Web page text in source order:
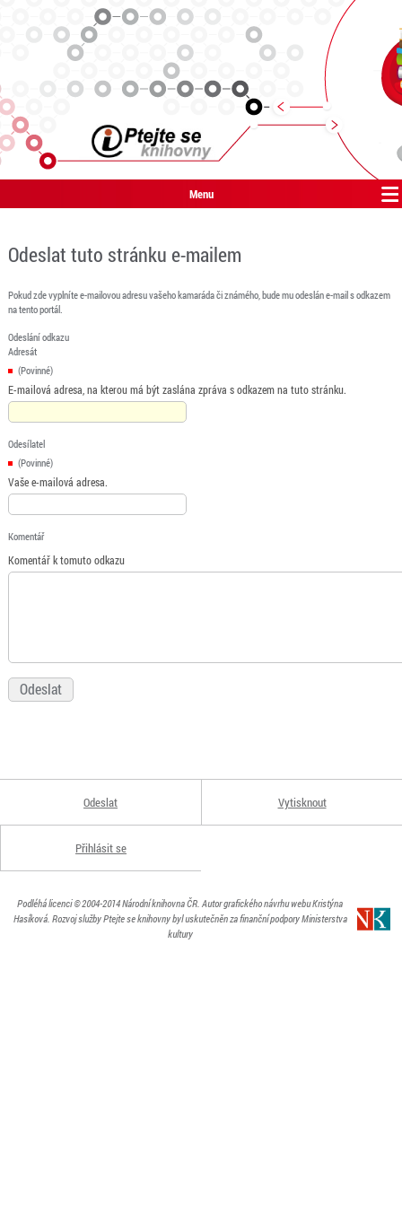
Menu
Odeslat tuto stránku e-mailem
Pokud zde vyplníte e-mailovou adresu vašeho kamaráda či známého, bude mu odeslán e-mail s odkazem
na tento portál.
Odeslání odkazu
Adresát
(Povinné)
E-mailová adresa, na kterou má být zaslána zpráva s odkazem na tuto stránku.
Odesílatel
(Povinné)
Vaše e-mailová adresa.
Komentář
Komentář k tomuto odkazu
Odeslat Vytisknout
Přihlásit se
Podléhá licenci© 2004-2014Národní knihovna ČR. Autor grafického návrhu webu Kristýna
Hasíková. Rozvoj služby Ptejte se knihovny byl uskutečněn za finanční podpory Ministerstva
kultury